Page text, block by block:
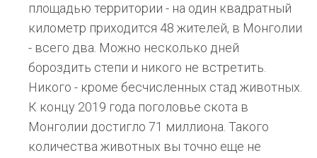
площадью территории - на один квадратный
километр приходится 48 жителей, в Монголии
- всего два. Можно несколько дней
бороздить степи и никого не встретить.
Никого - кроме бесчисленных стад животных.
К концу 2019 года поголовье скота в
Монголии достигло 71 миллиона. Такого
количества животных вы точно еще не